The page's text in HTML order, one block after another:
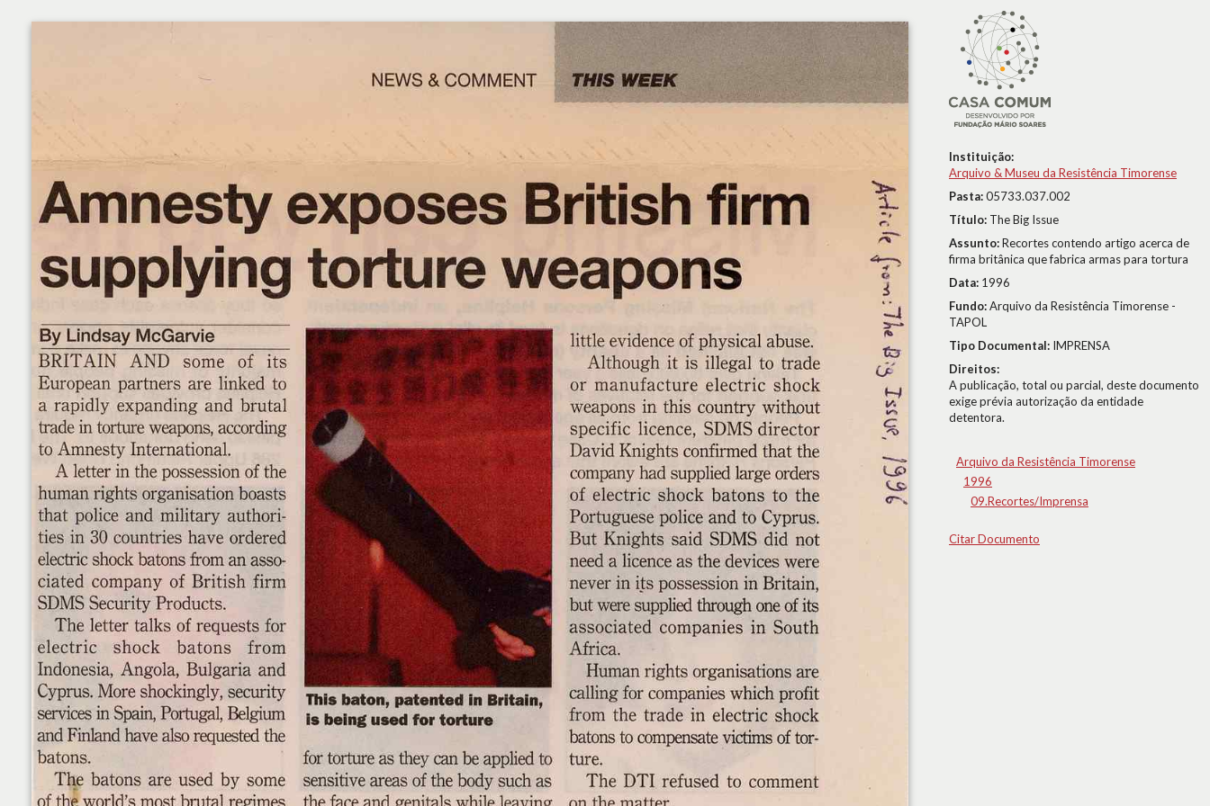
Instituição:
Arquivo & Museu da Resistência Timorense
Pasta:05733.037.002
Título: The Big Issue
Assunto:Recortes contendo artigo acerca de
firma britânica que fabrica armas para tortura
Data: 1996
Fundo:Arquivo da Resistência Timorense -
TAPOL
Tipo Documental: IMPRENSA
Direitos:
A publicação, total ou parcial, deste documento
exige prévia autorização da entidade
detentora.
Arquivo da Resistência Timorense
1996
09.Recortes/Imprensa
Citar Documento